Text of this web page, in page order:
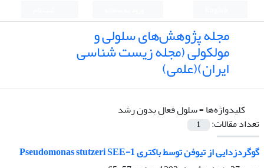
مجله پژوهش‌های سلولی و
مولکولی (مجله زیست شناسی
ایران)(علمی)
کلیدواژه‌ها =سلول فعال بدون رشد
تعداد مقالات:
1
گوگردزدایی از تیوفن توسط باکتری Pseudomonas stutzeri SEE-1